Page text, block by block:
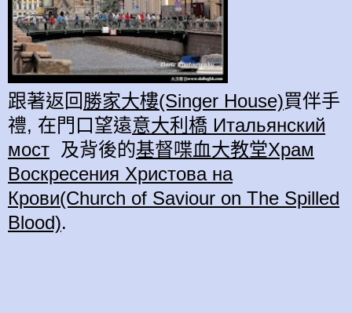
跟著返回勝家大樓(Singer House)買伴手
禮, 在門口望遠意大利橋 Итальянский
мост 及背後的基督喋血大教堂Храм
Воскресения Христова на
Крови(Church of Saviour on The Spilled
Blood).